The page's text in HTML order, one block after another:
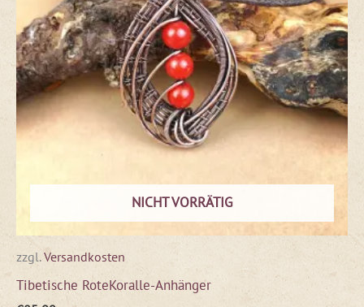
NICHT VORRÄTIG
zzgl.Versandkosten
Tibetische RoteKoralle-Anhänger